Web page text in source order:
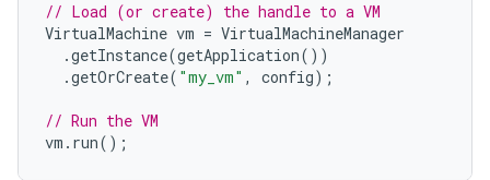
// Load (or create) the handle to a VM
VirtualMachine vm = VirtualMachineManager
.getInstance(getApplication())
.getOrCreate( "my_vm" , config);
// Run the VM
vm . run();